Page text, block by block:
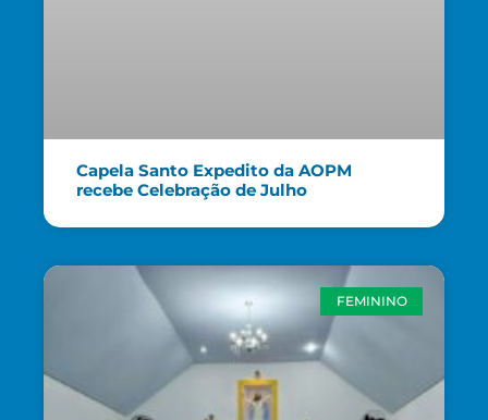
Capela Santo Expedito da AOPM
recebe Celebração de Julho
FEMININO